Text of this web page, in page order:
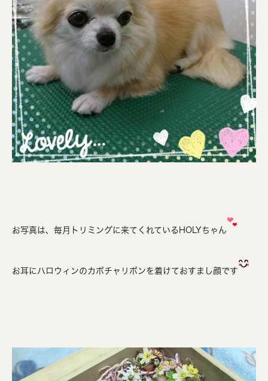
お写真は、毎月トリミングに来てくれているHOLYちゃん
お耳にハロウィンのカボチャリボンを着けておすまし顔です